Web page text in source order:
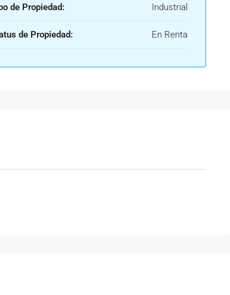
de Propiedad: Industrial
de Propiedad: En Renta